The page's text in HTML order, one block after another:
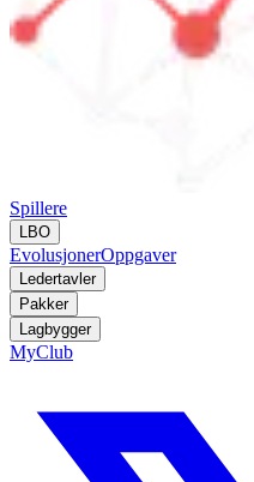
Spillere
LBO
EvolusjonerOppgaver
Ledertavler
Pakker
Lagbygger
MyClub